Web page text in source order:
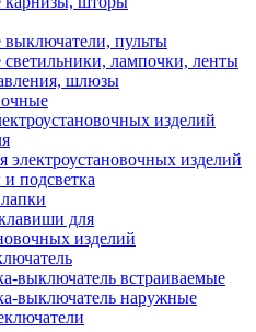
пульты
лампочки, ленты
шлюзы
изделий
электроустановочных изделий
подсветка
для
изделий
выключатель встраиваемые
выключатель наружные